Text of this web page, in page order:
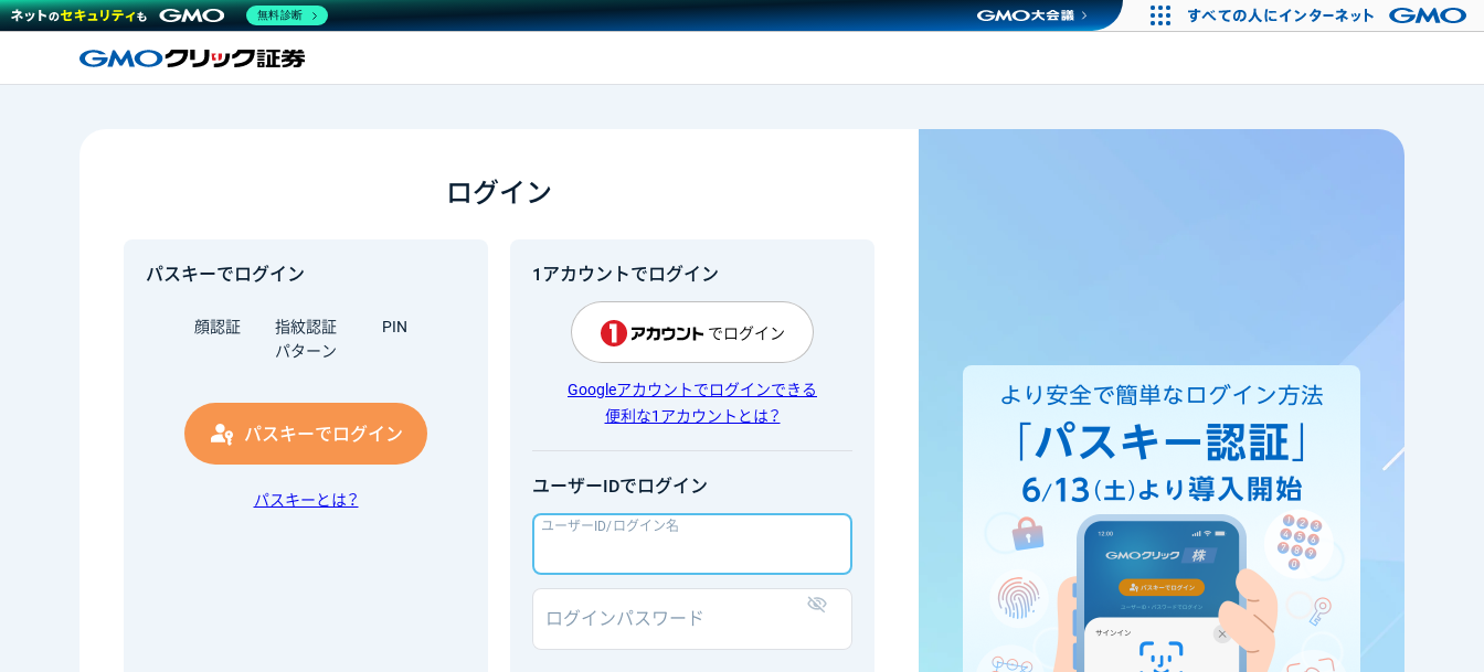
ログイン
パスキーでログイン
顔認証 指紋認証
PIN
パターン
パスキーでログイン
パスキーとは？
1アカウントでログイン
でログイン
Googleアカウントでログインできる
便利な1アカウントとは？
ユーザーIDでログイン
ユーザーID/ログイン名
ログインパスワード
無料診断